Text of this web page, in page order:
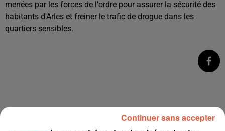
menées par les forces de l'ordre pour assurer la sécurité des
habitants d'Arles et freiner le trafic de drogue dans les
quartiers sensibles.
Continuer sans accepter